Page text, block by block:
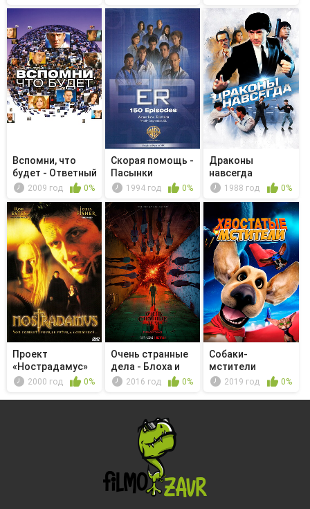
Вспомни, что
будет - Ответный
удар2009 год 0%
Скорая помощь -
Пасынки
фортуны
1994 год 0%
Драконы
навсегда
1988 год 0%
Проект
«Нострадамус»
2000 год 0%
Очень странные
дела - Блоха и
акробат
2016 год 0%
Собаки-
мстители
2019 год 0%